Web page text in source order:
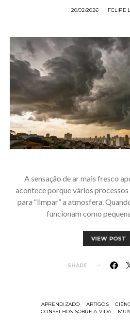
20/02/2026 FELIPE
A sensação de ar mais fresco
acontece porque vários
para “limpar” a atmosfera.
funcionam como
VIEW POST
SHARE
APRENDIZADO ARTIGOS
CONSELHOS SOBRE A VIDA